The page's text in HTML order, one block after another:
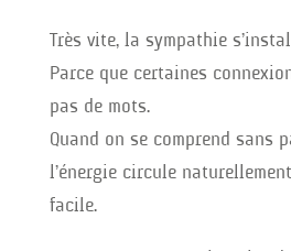
Très vite, la sympathie
Parce que certaines
pas de mots.
Quand on se comprend sans
l’énergie circule
facile.